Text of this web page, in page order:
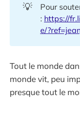
💡
Pour
: https://
e/
Tout le monde
monde vit, peu
presque tout le